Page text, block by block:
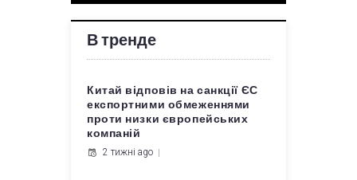
В тренде
Китай відповів на санкції ЄС
експортними обмеженнями
проти низки європейських
компаній
2 тижні ago